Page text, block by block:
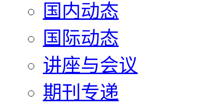
国内动态
国际动态
讲座与会议
期刊专递